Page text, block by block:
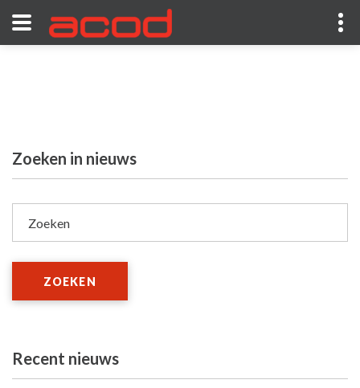
Zoeken in nieuws
Zoeken
ZOEKEN
Recent nieuws